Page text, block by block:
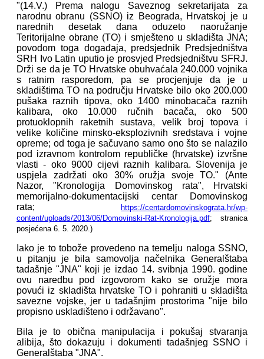
"(14.V.) Prema nalogu Saveznog sekretarijata za
narodnu obranu (SSNO) iz Beograda, Hrvatskoj je u
narednih desetak dana oduzeto naoružanje
Teritorijalne obrane (TO) i smješteno u skladišta JNA;
povodom toga događaja, predsjednik Predsjedništva
SRH Ivo Latin uputio je prosvjed Predsjedništvu SFRJ.
Drži se da je TO Hrvatske obuhvaćala 240.000 vojnika
s ratnim rasporedom, pa se procjenjuje da je u
skladištima TO na području Hrvatske bilo oko 200.000
pušaka raznih tipova, oko 1400 minobacača raznih
kalibara, oko 10.000 ručnih bacača, oko 500
protuoklopnih raketnih sustava, velik broj topova i
velike količine minsko-eksplozivnih sredstava i vojne
opreme; od toga je sačuvano samo ono što se nalazilo
pod izravnom kontrolom republičke (hrvatske) izvršne
vlasti - oko 9000 cijevi raznih kalibara. Slovenija je
uspjela zadržati oko 30% oružja svoje TO." (Ante
Nazor, "Kronologija Domovinskog rata", Hrvatski
memorijalno-dokumentacijski centar Domovinskog
rata;
https://centardomovinskograta.hr/wp-
content/uploads/2013/06/Domovinski-Rat-Kronologija.pdf; stranica
posjećena 6. 5. 2020.)
Iako je to tobože provedeno na temelju naloga SSNO,
u pitanju je bila samovolja načelnika Generalštaba
tadašnje "JNA" koji je izdao 14. svibnja 1990. godine
ovu naredbu pod izgovorom kako se oružje mora
povući iz skladišta hrvatske TO i pohraniti u skladišta
savezne vojske, jer u tadašnjim prostorima "nije bilo
propisno uskladišteno i održavano".
Bila je to obična manipulacija i pokušaj stvaranja
alibija, što dokazuju i dokumenti tadašnjeg SSNO i
Generalštaba "JNA".